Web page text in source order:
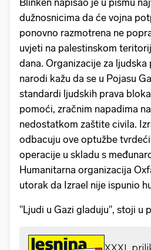
Blinken napisao je u pismu
dužnosnicima da će vojna
ponovno razmotrena ne
uvjeti na palestinskom
dana. Organizacije za ljudska
narodi kažu da se u Pojasu
standardi ljudskih prava
pomoći, zračnim napadima
nedostatkom zaštite civila.
odbacuju ove optužbe
operacije u skladu s
Humanitarna organizacija
utorak da Izrael nije ispunio
"Ljudi u Gazi gladuju", stoji u